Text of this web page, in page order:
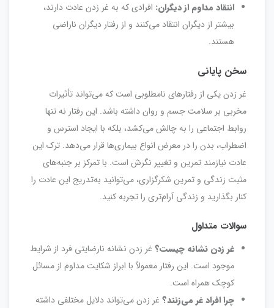
انتقاد مداوم از دیگران: افرادی که به غر زدن عادت دارند،
بیشتر از دیگران انتقاد می‌کنند و از رفتار دیگران ناراضی
هستند.
سخن پایانی
غر زدن یکی از رفتارهای نامطلوبی است که می‌تواند تأثیرات
مخربی بر سلامت جسم و روان داشته باشد. این رفتار نه تنها
روابط اجتماعی را به چالش می‌کشد، بلکه با ایجاد استرس و
اضطراب، بدن را در معرض انواع بیماری‌ها قرار می‌دهد. ترک این
عادت نیازمند تمرین و تغییر نگرش است. با تمرکز بر جنبه‌های
مثبت زندگی و تمرین شکرگزاری، می‌توانید به‌تدریج این عادت را
کنار بگذارید و زندگی آرام‌تری را تجربه کنید.
سوالات متداول
غر زدن نشانه چیست؟ غر زدن نشانه نارضایتی فرد از شرایط
موجود است. این رفتار معمولاً با ابراز شکایت مداوم از مسائل
کوچک همراه است.
چرا افراد غر می‌زنند؟ غر زدن می‌تواند دلایل مختلفی داشته